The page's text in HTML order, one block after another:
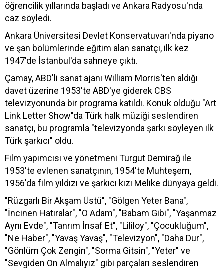
öğrencilik yıllarında başladı ve Ankara Radyosu'nda
caz söyledi.
Ankara Üniversitesi Devlet Konservatuvarı'nda piyano
ve şan bölümlerinde eğitim alan sanatçı, ilk kez
1947'de İstanbul'da sahneye çıktı.
Çamay, ABD'li sanat ajanı William Morris'ten aldığı
davet üzerine 1953'te ABD'ye giderek CBS
televizyonunda bir programa katıldı. Konuk olduğu "Art
Link Letter Show"da Türk halk müziği seslendiren
sanatçı, bu programla "televizyonda şarkı söyleyen ilk
Türk şarkıcı" oldu.
Film yapımcısı ve yönetmeni Turgut Demirağ ile
1953'te evlenen sanatçının, 1954'te Muhteşem,
1956'da film yıldızı ve şarkıcı kızı Melike dünyaya geldi.
"Rüzgarlı Bir Akşam Üstü", "Gölgen Yeter Bana",
"İncinen Hatıralar", "O Adam", "Babam Gibi", "Yaşanmaz
Aynı Evde", "Tanrım İnsaf Et", "Lililoy", "Çocukluğum",
"Ne Haber", "Yavaş Yavaş", "Televizyon", "Daha Dur",
"Gönlüm Çok Zengin", "Sorma Gitsin", "Yeter" ve
"Sevgiden On Almalıyız" gibi parçaları seslendiren